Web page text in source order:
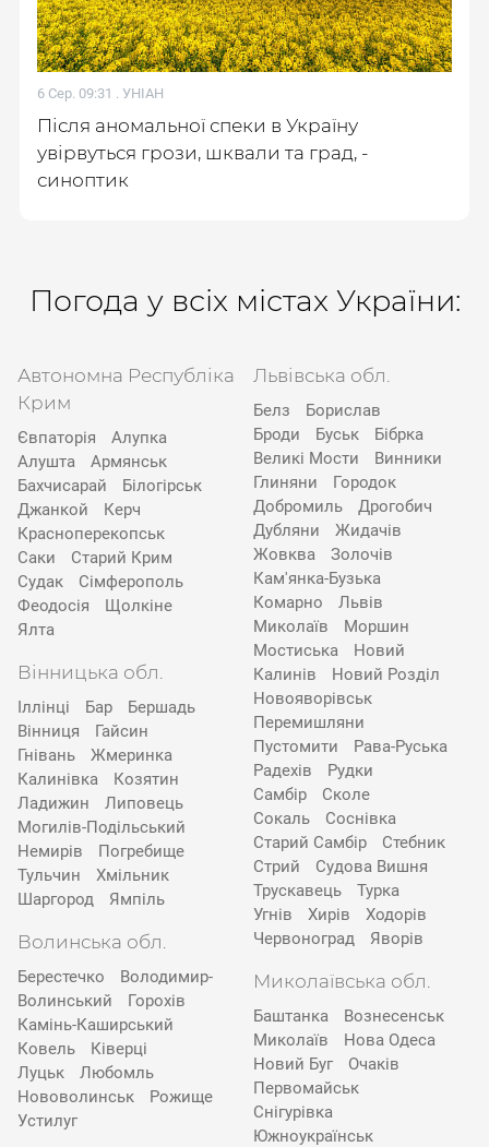
6 Сер. 09:31 . УНІАН
Після аномальної спеки в Україну
увірвуться грози, шквали та град, -
синоптик
Погода у всіх містах України:
Автономна Республіка
Крим
Євпаторія
Алупка
Алушта
Армянськ
Бахчисарай
Білогірськ
Джанкой
Керч
Красноперекопськ
Саки
Старий Крим
Судак
Сімферополь
Феодосія
Щолкіне
Ялта
Вінницька обл.
Іллінці Бар
Бершадь
Вінниця
Гайсин
Гнівань
Жмеринка
Калинівка
Козятин
Ладижин
Липовець
Могилів-Подільський
Немирів
Погребище
Тульчин
Хмільник
Шаргород
Ямпіль
Волинська обл.
Берестечко
Володимир-
Волинський
Горохів
Камінь-Каширський
Ковель
Ківерці
Луцьк
Любомль
Нововолинськ
Рожище
Устилуг
Львівська обл.
Белз
Борислав
Броди
Буськ
Бібрка
Великі Мости
Винники
Глиняни
Городок
Добромиль
Дрогобич
Дубляни
Жидачів
Жовква
Золочів
Кам'янка-Бузька
Комарно
Львів
Миколаїв
Моршин
Мостиська
Новий
Калинів
Новий Розділ
Новояворівськ
Перемишляни
Пустомити
Рава-Руська
Радехів
Рудки
Самбір
Сколе
Сокаль
Соснівка
Старий Самбір
Стебник
Стрий
Судова Вишня
Трускавець
Турка
Угнів
Хирів
Ходорів
Червоноград
Яворів
Миколаївська обл.
Баштанка
Вознесенськ
Миколаїв
Нова Одеса
Новий Буг
Очаків
Первомайськ
Снігурівка
Южноукраїнськ